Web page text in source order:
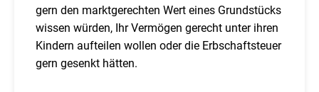
gern den marktgerechten Wert eines Grundstücks
wissen würden, Ihr Vermögen gerecht unter ihren
Kindern aufteilen wollen oder die Erbschaftsteuer
gern gesenkt hätten.